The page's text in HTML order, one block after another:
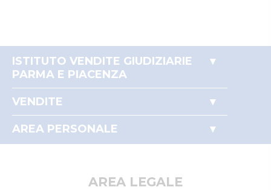
ISTITUTO VENDITE GIUDIZIARIE
PARMA E PIACENZA
Perché comprare all'asta
Partecipare alle aste
VENDITE
Beni mobili
AREA PERSONALE
Il mio profilo
AREA LEGALE